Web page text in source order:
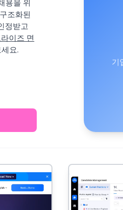
용을 위
조화된
정받고
이즈 면
요.
기